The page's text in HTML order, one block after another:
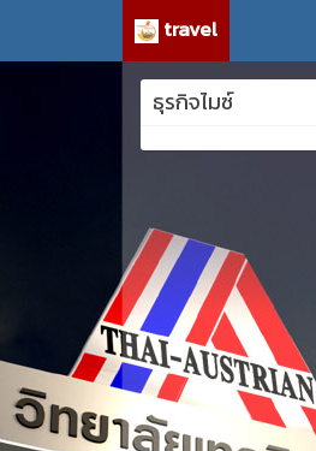
travel
ธุรกิจไมซ์